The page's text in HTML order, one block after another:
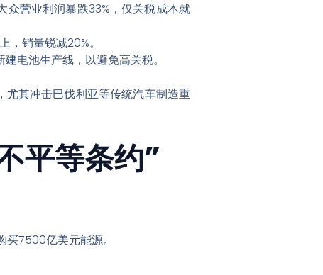
营业利润暴跌33%，仅关税成本就
销量锐减20%。
电池生产线，以避免高关税。
，尤其冲击巴伐利亚等传统汽车制造重
平等条约”
7500亿美元能源。